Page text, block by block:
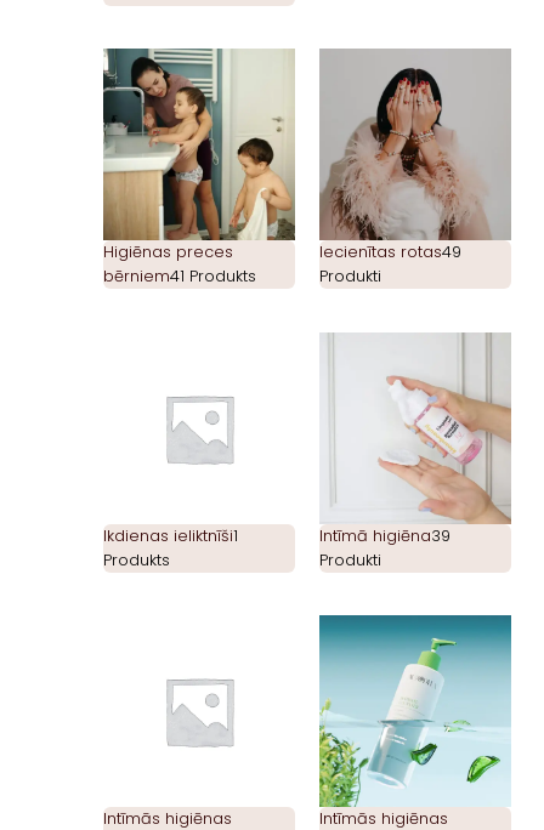
Higiēnas preces
bērniem41 Produkts
Iecienītas rotas49
Produkti
Ikdienas ieliktnīši1
Produkts
Intīmā higiēna39
Produkti
Intīmās higiēnas
Intīmās higiēnas